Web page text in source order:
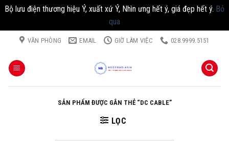
Bộ lưu điện thương hiệu Ý, xuất xứ Ý, Nhìn ưng hết ý, giá đẹp hết ý. Bỏ
qua
Chuyển
dung
VĂN PHÒNG EMAIL GIỜ LÀM VIỆC 028.9999.5151
SẢN PHẨM ĐƯỢC GẮN THẺ “DC CABLE”
LỌC